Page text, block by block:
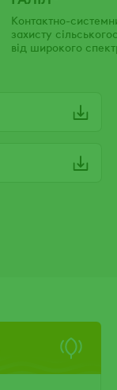
Контактно-
захисту
від широкого